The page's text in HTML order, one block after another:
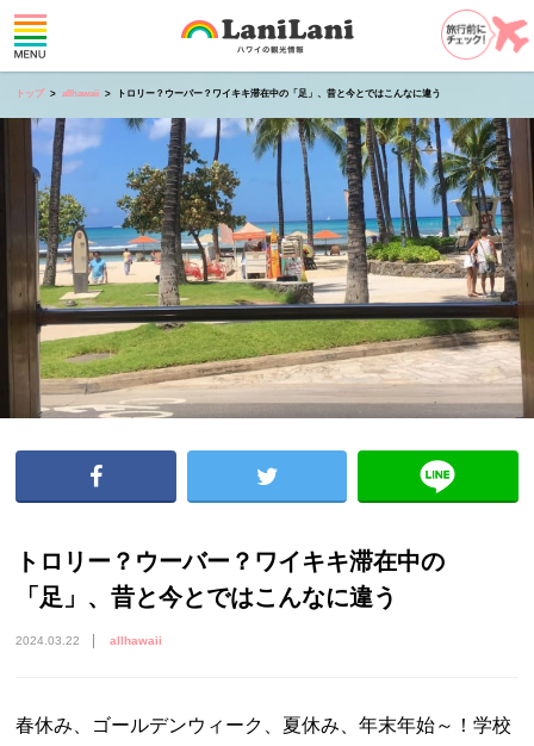
トップ allhawaii トロリー？ウーバー？ワイキキ滞在中の「足」、昔と今とではこんなに違う
トロリー？ウーバー？ワイキキ滞在中の
「足」、昔と今とではこんなに違う
2024.03.22 allhawaii
春休み、ゴールデンウィーク、夏休み、年末年始～！学校